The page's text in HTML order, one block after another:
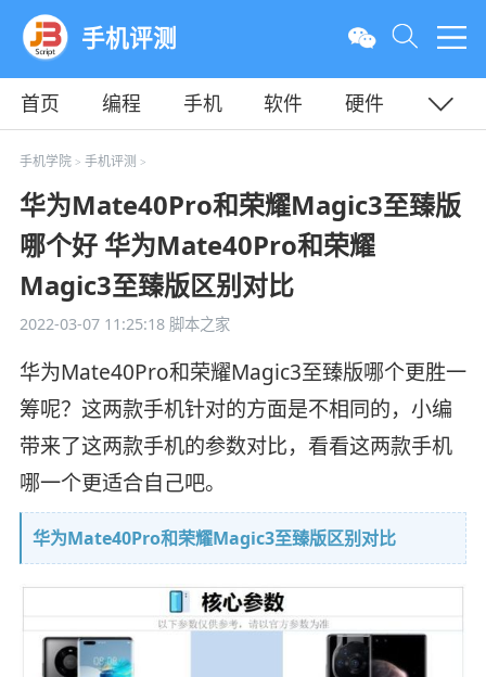
手机评测
首页 编程 手机 软件
硬件
教程
平面
手机学院> 手机评测 >
华为Mate40Pro和荣耀Magic3至臻版
哪个好 华为Mate40Pro和荣耀
Magic3至臻版区别对比
2022-03-07 11:25:18脚本之家
华为Mate40Pro和荣耀Magic3至臻版哪个更胜一
筹呢？这两款手机针对的方面是不相同的，小编
带来了这两款手机的参数对比，看看这两款手机
哪一个更适合自己吧。
华为Mate40Pro和荣耀Magic3至臻版区别对比